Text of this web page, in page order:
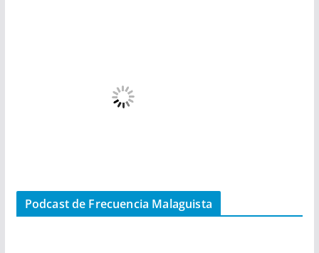
Podcast de Frecuencia Malaguista